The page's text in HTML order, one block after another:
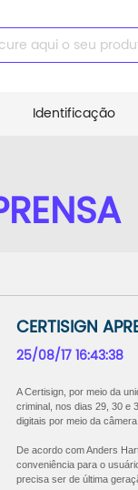
Identificação
CERTISIGN
25/08/17 16:43:38
A Certisign, por meio da
criminal, nos dias 29, 30 e
digitais por meio da
De acordo com Anders
conveniência para o
precisa ser de última